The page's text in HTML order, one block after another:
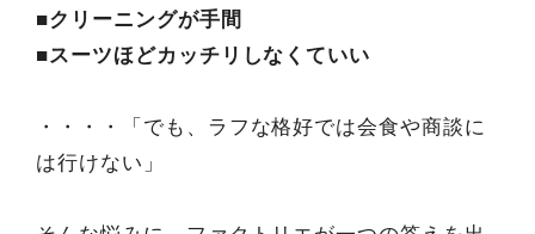
■クリーニングが手間
■スーツほどカッチリしなくていい
・・・・「でも、ラフな格好では会食や商談に
は行けない」